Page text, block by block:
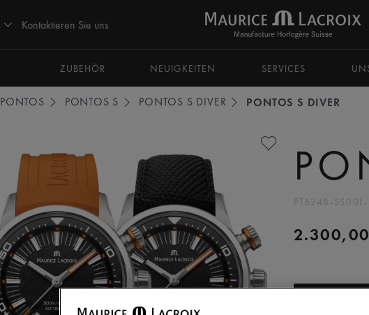
Kontaktieren Sie uns
ZUBEHÖR NEUIGKEITEN SERVICES
PONTOS PONTOS S PONTOS S DIVER PONTOS S DIVER
PT6248-